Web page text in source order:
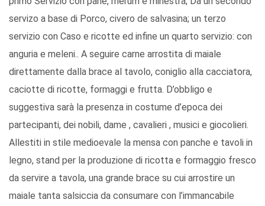
servizo a base di Porco, civero de salvasina; un terzo
servizio con Caso e ricotte ed infine un quarto servizio: con
anguria e meleni.. A seguire carne arrostita di maiale
direttamente dalla brace al tavolo, coniglio alla cacciatora,
caciotte di ricotte, formaggi e frutta. D’obbligo e
suggestiva sarà la presenza in costume d’epoca dei
partecipanti, dei nobili, dame , cavalieri , musici e giocolieri.
Allestiti in stile medioevale la mensa con panche e tavoli in
legno, stand per la produzione di ricotta e formaggio fresco
da servire a tavola, una grande brace su cui arrostire un
maiale tanta salsiccia da consumare con l’immancabile